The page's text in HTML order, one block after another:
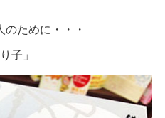
のために・・・
子」